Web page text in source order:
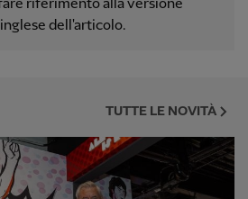
riferimento alla versione
dell'articolo.
TUTTE LE NOVITÀ